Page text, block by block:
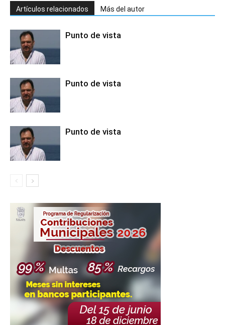
Artículos relacionados Más del autor
Punto de vista
Punto de vista
Punto de vista